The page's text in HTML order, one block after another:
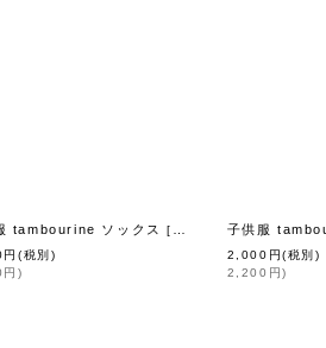
[mina perhonen petit]
tambourine ソックス [ mina perhonen petit]
円 (税別)
円 )
2,000 円(税別)
2,200 円)